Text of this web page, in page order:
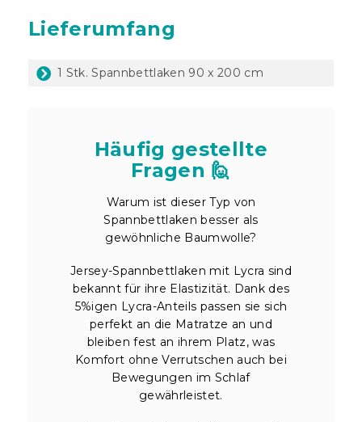
Lieferumfang
1 Stk. Spannbettlaken 90 x 200 cm
Häufig gestellte
Fragen 🙋
Warum ist dieser Typ von
Spannbettlaken besser als
gewöhnliche Baumwolle?
Jersey-Spannbettlaken mit Lycra sind
bekannt für ihre Elastizität. Dank des
5%igen Lycra-Anteils passen sie sich
perfekt an die Matratze an und
bleiben fest an ihrem Platz, was
Komfort ohne Verrutschen auch bei
Bewegungen im Schlaf
gewährleistet.